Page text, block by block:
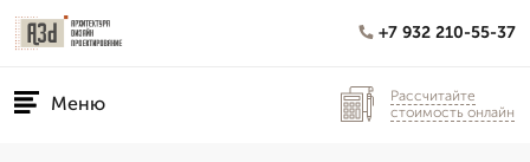
+7 932 210-55-37
Меню
Рассчитайте
стоимость онлайн